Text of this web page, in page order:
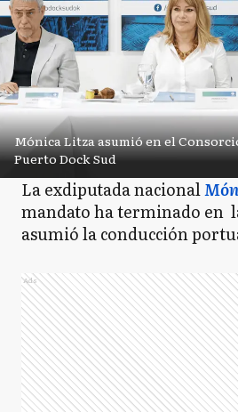
Mónica Litza asumió en el
Puerto Dock Sud
La exdiputada nacional
mandato ha terminado en
asumió la conducción
Ads